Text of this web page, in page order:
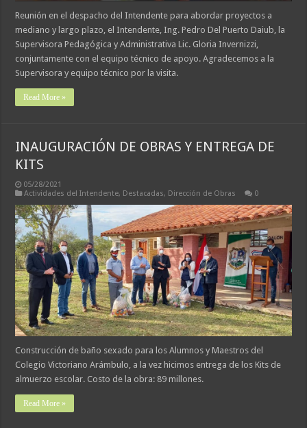
Reunión en el despacho del Intendente para abordar proyectos a
mediano y largo plazo, el Intendente, Ing. Pedro Del Puerto Daiub, la
Supervisora Pedagógica y Administrativa Lic. Gloria Invernizzi,
conjuntamente con el equipo técnico de apoyo. Agradecemos a la
Supervisora y equipo técnico por la visita.
Read More »
INAUGURACIÓN DE OBRAS Y ENTREGA DE
KITS
05/28/2021
Actividades del Intendente, Destacadas, Dirección de Obras 0
Construcción de baño sexado para los Alumnos y Maestros del
Colegio Victoriano Arámbulo, a la vez hicimos entrega de los Kits de
almuerzo escolar. Costo de la obra: 89 millones.
Read More »